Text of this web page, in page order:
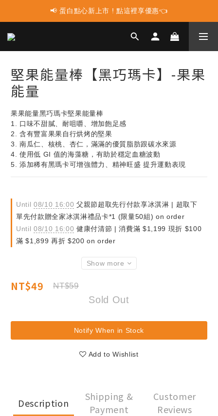
📢 蛋白點心新上市 ! 點這裡享優惠👈
📢 蛋白點心新上市 ! 點這裡享優惠👈
📢 多件組合任選2件再享9折優惠🤩最高可省$3000元！
📢 蛋白點心新上市 ! 點這裡享優惠👈
堅果能量棒【黑巧瑪卡】-果果
能量
果果能量黑巧瑪卡堅果能量棒
1. 口味不甜膩、耐咀嚼、增加飽足感
2. 含有豐富果果自行烘烤的堅果
3. 南瓜仁、核桃、杏仁，滿滿的優質脂肪跟碳水來源
4. 使用低 GI 值的海藻糖，有助於穩定血糖波動
5. 添加稀有黑瑪卡可增強體力、精神旺盛 提升運動表現
Until 08/10 16:00 父親節超取先行付款享冰淇淋 | 超取下
單先付款贈全家冰淇淋禮品卡*1 (限量50組) on order
Until 08/10 16:00 健康付清節 | 消費滿 $1,199 現折 $100
滿 $1,899 再折 $200 on order
Show more
NT$49 NT$59
Sold Out
Notify When in Stock
Add to Wishlist
Description
Shipping &
Payment
Customer
Reviews